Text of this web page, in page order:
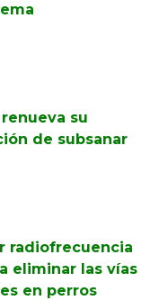
su
de subsanar
radiofrecuencia
eliminar las vías
en perros